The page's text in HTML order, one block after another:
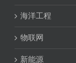
海洋工程
物联网
新能源